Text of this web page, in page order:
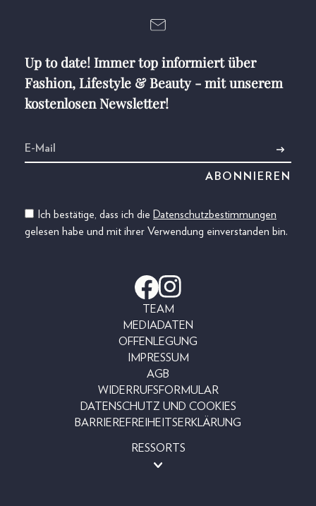
Up to date! Immer top informiert über
Fashion, Lifestyle & Beauty - mit unserem
kostenlosen Newsletter!
Ich bestätige, dass ich die Datenschutzbestimmungen
gelesen habe und mit ihrer Verwendung einverstanden bin.
TEAM
MEDIADATEN
OFFENLEGUNG
IMPRESSUM
AGB
WIDERRUFSFORMULAR
DATENSCHUTZ UND COOKIES
BARRIEREFREIHEITSERKLÄRUNG
RESSORTS